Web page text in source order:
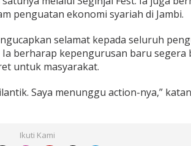
penguatan ekonomi syariah di Jambi.
selamat kepada seluruh
Ia berharap kepengurusan baru segera
untuk masyarakat.
Saya menunggu action-nya,”
Ikuti Kami